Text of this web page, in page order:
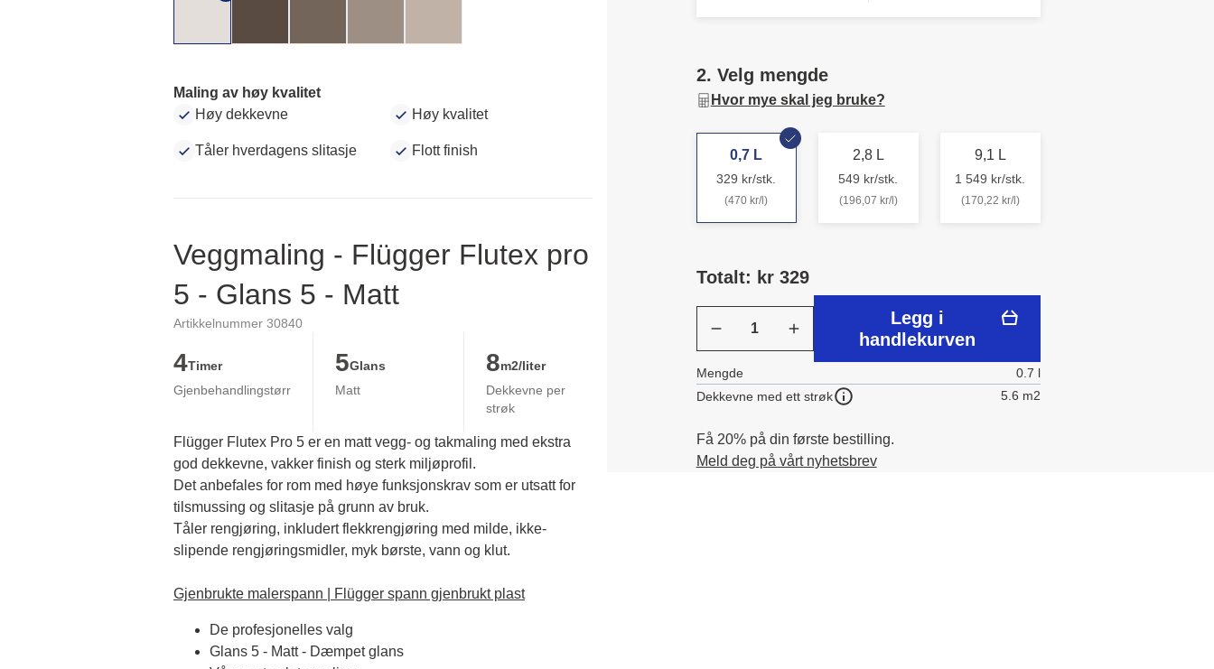
Maling av høy kvalitet
Høy dekkevne
Høy kvalitet
Tåler hverdagens slitasje Flott finish
Veggmaling - Flügger Flutex pro
5 - Glans 5 - Matt
Artikkelnummer 30840
4Timer
Gjenbehandlingstørr
5Glans
Matt
8m2/liter
Dekkevne per
strøk
Flügger Flutex Pro 5 er en matt vegg- og takmaling med ekstra
god dekkevne, vakker finish og sterk miljøprofil.
Det anbefales for rom med høye funksjonskrav som er utsatt for
tilsmussing og slitasje på grunn av bruk.
Tåler rengjøring, inkludert flekkrengjøring med milde, ikke-
slipende rengjøringsmidler, myk børste, vann og klut.
Gjenbrukte malerspann | Flügger spann gjenbrukt plast
De profesjonelles valg
Glans 5 - Matt - Dæmpet glans
2. Velg mengde
Hvor mye skal jeg bruke?
0,7 L
329 kr/stk.
(470 kr/l)
2,8 L
549 kr/stk.
(196,07 kr/l)
9,1 L
1 549 kr/stk.
(170,22 kr/l)
Totalt: kr 329
Legg i
handlekurven
Mengde
0.7 l
Dekkevne med ett strøk
5.6 m2
Få 20% på din første bestilling.
Meld deg på vårt nyhetsbrev